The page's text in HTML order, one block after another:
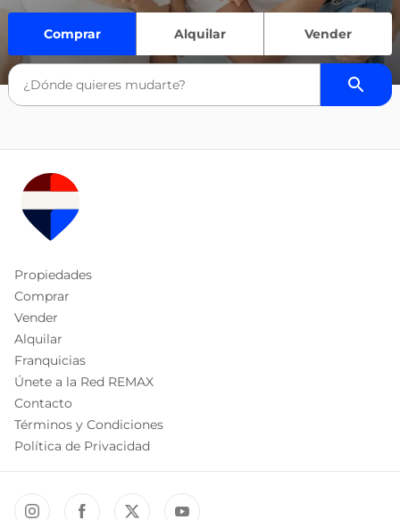
Comprar Alquilar Vender
Propiedades
Comprar
Vender
Alquilar
Franquicias
Únete a la Red REMAX
Contacto
Términos y Condiciones
Política de Privacidad